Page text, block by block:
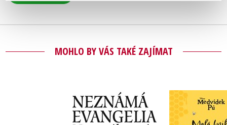
MOHLO BY VÁS TAKÉ ZAJÍMAT
Neznámá evangelia.
Novozákonní
Medvídek
kniha